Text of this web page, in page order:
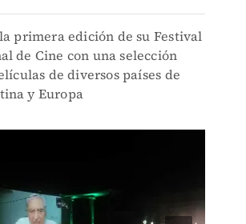
primera edición de su Festival
de Cine con una selección
de diversos países de
y Europa